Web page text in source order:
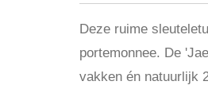
Deze ruime
portemonnee. De
vakken én natuurlijk